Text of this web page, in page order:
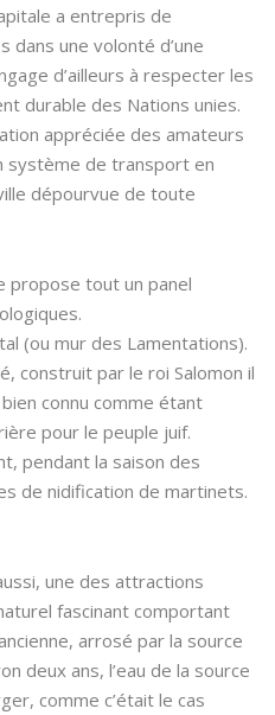
a entrepris de
une volonté d’une
d’ailleurs à respecter les
durable des Nations unies.
appréciée des amateurs
système de transport en
dépourvue de toute
propose tout un panel
(ou mur des Lamentations).
construit par le roi Salomon il
connu comme étant
pour le peuple juif.
pendant la saison des
de nidification de martinets.
une des attractions
fascinant comportant
arrosé par la source
deux ans, l’eau de la source
comme c’était le cas